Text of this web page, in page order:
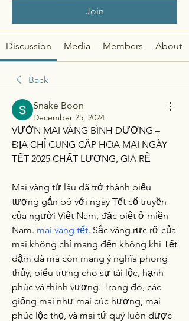
Join
Discussion Media Members About
Back
Snake Boon
December 25, 2024
VƯỜN MAI VÀNG BÌNH DƯƠNG –
ĐỊA CHỈ CUNG CẤP HOA MAI NGÀY
TẾT 2025 CHẤT LƯỢNG, GIÁ RẺ
Mai vàng từ lâu đã trở thành biểu
tượng gắn bó với ngày Tết cổ truyền
của người Việt Nam, đặc biệt ở miền
Nam. mai vàng tết. Sắc vàng rực rỡ của
mai không chỉ mang đến không khí Tết
đậm đà mà còn mang ý nghĩa phong
thủy, biểu trưng cho sự tài lộc, hạnh
phúc và thịnh vượng. Trong đó, các
giống mai như mai cúc hương, mai
phúc lộc thọ, và mai tứ quý luôn được